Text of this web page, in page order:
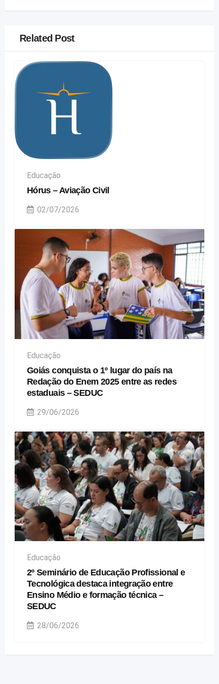
Related Post
Educação
Hórus – Aviação Civil
02/07/2026
Educação
Goiás conquista o 1º lugar do país na
Redação do Enem 2025 entre as redes
estaduais – SEDUC
29/06/2026
Educação
2º Seminário de Educação Profissional e
Tecnológica destaca integração entre
Ensino Médio e formação técnica –
SEDUC
28/06/2026